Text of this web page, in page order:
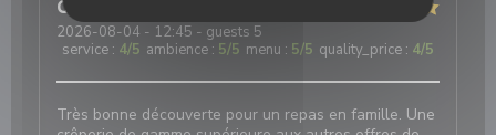
Guillaume
2026-08-04 - 12:45 - guests 5
service : 4/5 ambience : 5/5 menu : 5/5 quality_price : 4/5
Très bonne découverte pour un repas en famille. Une